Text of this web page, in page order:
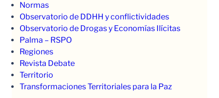
Normas
Observatorio de DDHH y conflictividades
Observatorio de Drogas y Economías Ilícitas
Palma – RSPO
Regiones
Revista Debate
Territorio
Transformaciones Territoriales para la Paz